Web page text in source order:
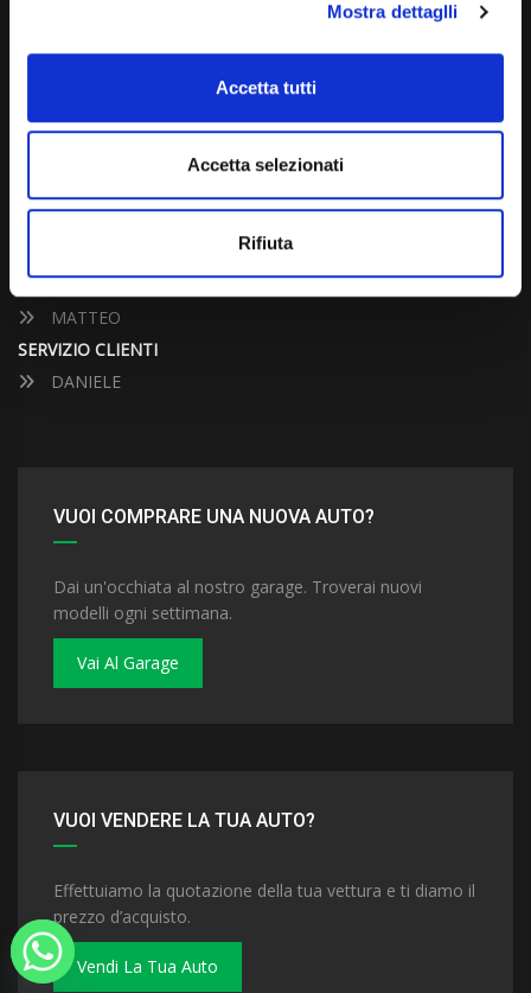
Mostra dettaglli
Accetta tutti
Accetta selezionati
Rifiuta
CONTATTA UN CONSULENTE
JACOPO
UFFICIO ACQUISTI
MATTEO
SERVIZIO CLIENTI
DANIELE
VUOI COMPRARE UNA NUOVA AUTO?
Dai un'occhiata al nostro garage. Troverai nuovi
modelli ogni settimana.
Vai Al Garage
VUOI VENDERE LA TUA AUTO?
Effettuiamo la quotazione della tua vettura e ti diamo il
prezzo d’acquisto.
Vendi La Tua Auto